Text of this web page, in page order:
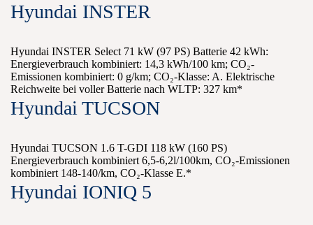
Hyundai INSTER
Hyundai INSTER Select 71 kW (97 PS) Batterie 42 kWh:
Energieverbrauch kombiniert: 14,3 kWh/100 km; CO₂-
Emissionen kombiniert: 0 g/km; CO₂-Klasse: A. Elektrische
Reichweite bei voller Batterie nach WLTP: 327 km*
Hyundai TUCSON
Hyundai TUCSON 1.6 T-GDI 118 kW (160 PS)
Energieverbrauch kombiniert 6,5-6,2l/100km, CO₂-Emissionen
kombiniert 148-140/km, CO₂-Klasse E.*
Hyundai IONIQ 5